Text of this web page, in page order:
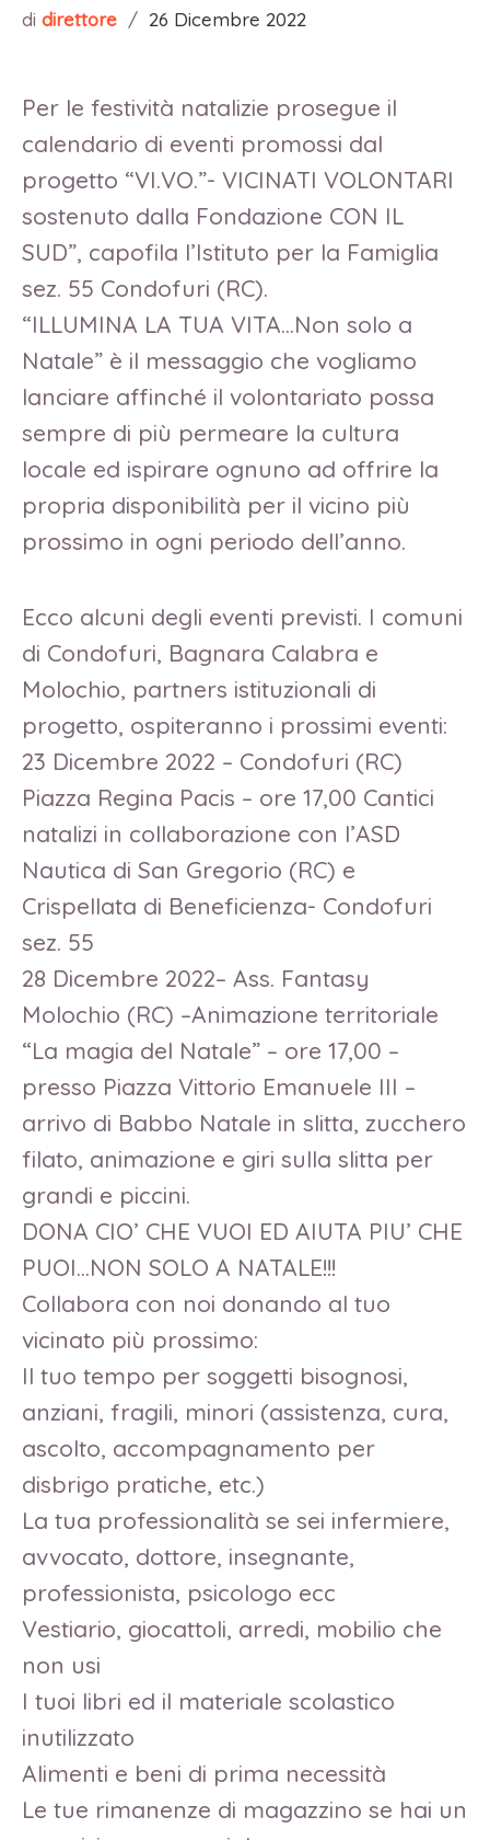
di direttore / 26 Dicembre 2022
Per le festività natalizie prosegue il
calendario di eventi promossi dal
progetto “VI.VO.”- VICINATI VOLONTARI
sostenuto dalla Fondazione CON IL
SUD”, capofila l’Istituto per la Famiglia
sez. 55 Condofuri (RC).
“ILLUMINA LA TUA VITA…Non solo a
Natale” è il messaggio che vogliamo
lanciare affinché il volontariato possa
sempre di più permeare la cultura
locale ed ispirare ognuno ad offrire la
propria disponibilità per il vicino più
prossimo in ogni periodo dell’anno.
Ecco alcuni degli eventi previsti. I comuni
di Condofuri, Bagnara Calabra e
Molochio, partners istituzionali di
progetto, ospiteranno i prossimi eventi:
23 Dicembre 2022 – Condofuri (RC)
Piazza Regina Pacis – ore 17,00 Cantici
natalizi in collaborazione con l’ASD
Nautica di San Gregorio (RC) e
Crispellata di Beneficienza- Condofuri
sez. 55
28 Dicembre 2022– Ass. Fantasy
Molochio (RC) –Animazione territoriale
“La magia del Natale” – ore 17,00 –
presso Piazza Vittorio Emanuele III –
arrivo di Babbo Natale in slitta, zucchero
filato, animazione e giri sulla slitta per
grandi e piccini.
DONA CIO’ CHE VUOI ED AIUTA PIU’ CHE
PUOI…NON SOLO A NATALE!!!
Collabora con noi donando al tuo
vicinato più prossimo:
Il tuo tempo per soggetti bisognosi,
anziani, fragili, minori (assistenza, cura,
ascolto, accompagnamento per
disbrigo pratiche, etc.)
La tua professionalità se sei infermiere,
avvocato, dottore, insegnante,
professionista, psicologo ecc
Vestiario, giocattoli, arredi, mobilio che
non usi
I tuoi libri ed il materiale scolastico
inutilizzato
Alimenti e beni di prima necessità
Le tue rimanenze di magazzino se hai un